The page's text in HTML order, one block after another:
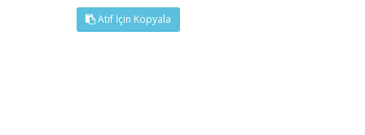
Atıf İçin Kopyala